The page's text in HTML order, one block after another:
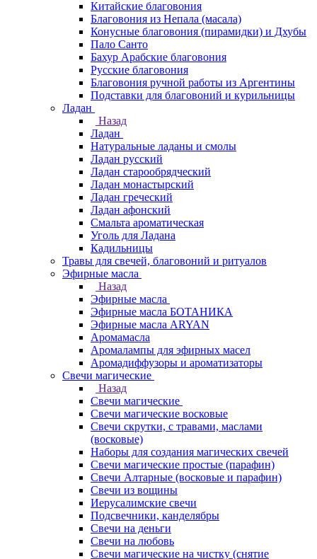
Китайские благовония
Благовония из Непала (масала)
Конусные благовония (пирамидки) и Дхубы
Пало Санто
Бахур Арабские благовония
Русские благовония
Благовония ручной работы из Аргентины
Подставки для благовоний и курильницы
Ладан
Назад
Ладан
Натуральные ладаны и смолы
Ладан русский
Ладан старообрядческий
Ладан монастырский
Ладан греческий
Ладан афонский
Смальта ароматическая
Уголь для Ладана
Кадильницы
Травы для свечей, благовоний и ритуалов
Эфирные масла
Назад
Эфирные масла
Эфирные масла БОТАНИКА
Эфирные масла ARYAN
Аромамасла
Аромалампы для эфирных масел
Аромадиффузоры и ароматизаторы
Свечи магические
Назад
Свечи магические
Свечи магические восковые
Свечи скрутки, с травами, маслами
(восковые)
Наборы для создания магических свечей
Свечи магические простые (парафин)
Свечи Алтарные (восковые и парафин)
Свечи из вощины
Иерусалимские свечи
Подсвечники, канделябры
Свечи на деньги
Свечи на любовь
Свечи магические на чистку (снятие